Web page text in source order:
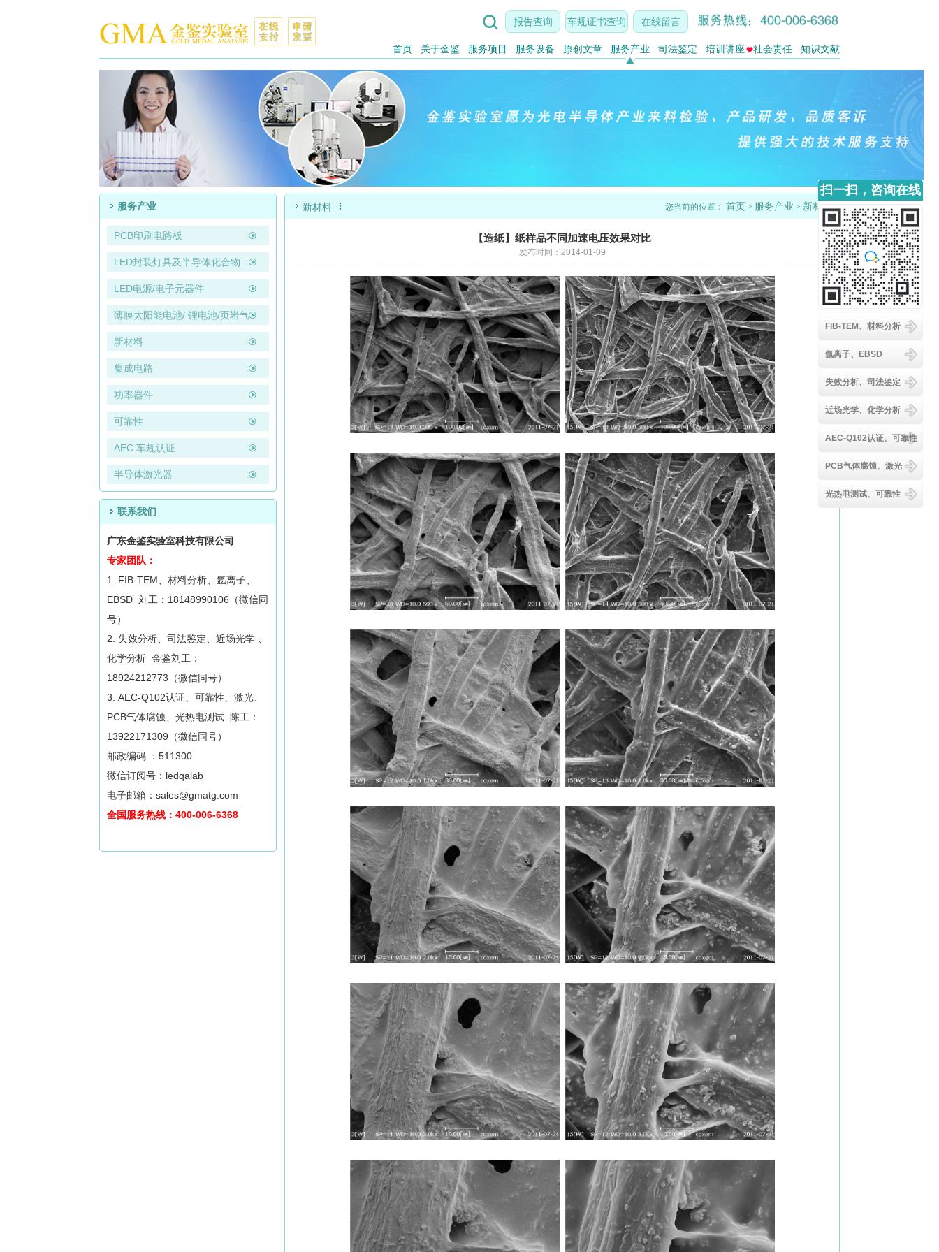
在线留言
车规证书查询
报告查询

首页 关于金鉴 服务项目 服务设备 原创文章 服务产业 司法鉴定 培训讲座 社会责任 知识文献
服务产业
PCB印刷电路板
LED封装灯具及半导体化合物
LED电源/电子元器件
薄膜太阳能电池/ 锂电池/页岩气
新材料
集成电路
功率器件
可靠性
AEC 车规认证
半导体激光器
联系我们
广东金鉴实验室科技有限公司
专家团队：
1. FIB-TEM、材料分析、氩离子、
EBSD 刘工：18148990106（微信同
号）
2. 失效分析、司法鉴定、近场光学 、
化学分析 金鉴刘工：
18924212773（微信同号）
3. AEC-Q102认证、可靠性、激光、
PCB气体腐蚀、光热电测试 陈工：
13922171309（微信同号）
邮政编码 ：511300
微信订阅号：ledqalab
电子邮箱：sales@gmatg.com
全国服务热线：400-006-6368
新材料  您当前的位置： 首页 > 服务产业 > 新材料
【造纸】纸样品不同加速电压效果对比
发布时间：2014-01-09
扫一扫，咨询在线
客服
FIB-TEM、材料分析
氩离子、EBSD
失效分析、司法鉴定
近场光学、化学分析
AEC-Q102认证、可靠性
PCB气体腐蚀、激光
光热电测试、可靠性